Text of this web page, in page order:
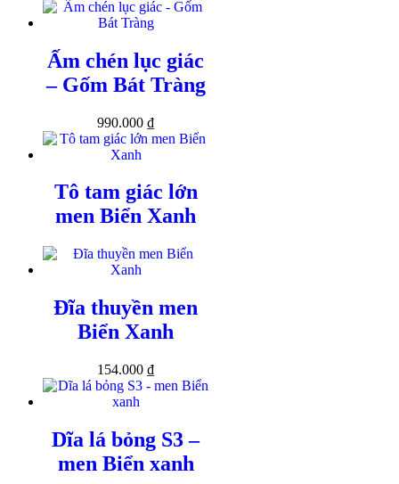
Ấm chén lục giác
– Gốm Bát Tràng
990.000 ₫
Tô tam giác lớn
men Biển Xanh
Đĩa thuyền men
Biển Xanh
154.000 ₫
Dĩa lá bỏng S3 –
men Biển xanh